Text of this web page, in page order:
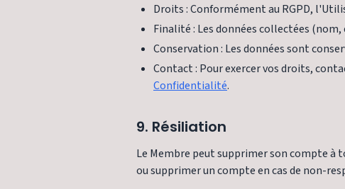
Droits : Conformément au RGPD,
Finalité : Les données collectées
Conservation : Les données sont
Contact : Pour exercer vos droits,
Confidentialité.
9. Résiliation
Le Membre peut supprimer son compte à
ou supprimer un compte en cas de non-